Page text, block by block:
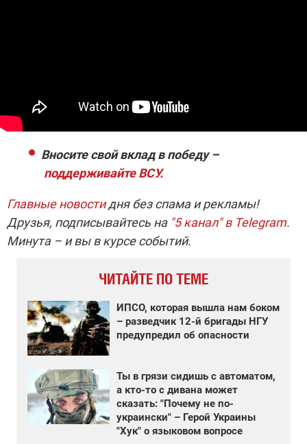
Вносите свой вклад в победу –
поддерживайте ВСУ.
Главные новостидня без спама и рекламы!
Друзья, подписывайтесь на "5 канал" в Telegram.
Минута – и вы в курсе событий.
ЧИТАЙТЕ ПО ТЕМЕ
ИПСО, которая вышла нам боком
– разведчик 12-й бригады НГУ
предупредил об опасности
Ты в грязи сидишь с автоматом,
а кто-то с дивана может
сказать: "Почему не по-
украински" – Герой Украины
"Хук" о языковом вопросе